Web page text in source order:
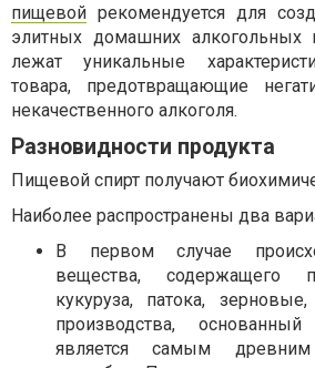
пищевой рекомендуется для
элитных домашних алкогольных
лежат уникальные
товара, предотвращающие
некачественного алкоголя.
Разновидности продукта
Пищевой спирт получают
Наиболее распространены два
В первом случае
вещества, содержащего
кукуруза, патока,
производства,
является самым